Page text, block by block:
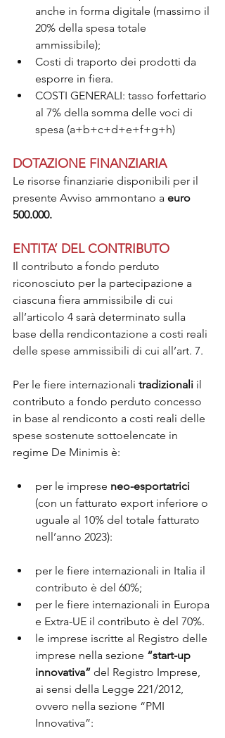
anche in forma digitale (massimo il
20% della spesa totale
ammissibile);
Costi di traporto dei prodotti da
esporre in fiera.
COSTI GENERALI: tasso forfettario
al 7% della somma delle voci di
spesa (a+b+c+d+e+f+g+h)
DOTAZIONE FINANZIARIA
Le risorse finanziarie disponibili per il
presente Avviso ammontano a euro
500.000.
ENTITA’ DEL CONTRIBUTO
Il contributo a fondo perduto
riconosciuto per la partecipazione a
ciascuna fiera ammissibile di cui
all’articolo 4 sarà determinato sulla
base della rendicontazione a costi reali
delle spese ammissibili di cui all’art. 7.
Per le fiere internazionali tradizionali il
contributo a fondo perduto concesso
in base al rendiconto a costi reali delle
spese sostenute sottoelencate in
regime De Minimis è:
per le imprese neo-esportatrici
(con un fatturato export inferiore o
uguale al 10% del totale fatturato
nell’anno 2023):
per le fiere internazionali in Italia il
contributo è del 60%;
per le fiere internazionali in Europa
e Extra-UE il contributo è del 70%.
le imprese iscritte al Registro delle
imprese nella sezione “start-up
innovativa” del Registro Imprese,
ai sensi della Legge 221/2012,
ovvero nella sezione “PMI
Innovativa”: